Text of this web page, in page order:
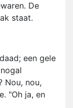
De
staat.
een gele
Nou, nou,
"Oh ja, en